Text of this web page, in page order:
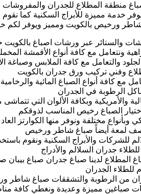
منطقة المطلاع للجدران
خدمة مميزة للأبراج السكنية كما نقوم
ورخيص بالكويت ومميز ويوفر لكم
والستائر عبر ورشات اصباغ بالكويت
ونتعامل مع كافة أنواع الأقمشة
والتعامل مع كافة الملابس وصباغة
وفني تركيب ورق جدران بالكويت
مع كافة أنواع الصباغ المائية
الرطوبة في الجدران
والأمريكية وبكافة الألوان التي
الصباغ رخيص المناسب لذوقكم
مختلفة ونوفر منها الكوارتز
لمعة أيضاً صباغ شاطر ورخيص
للشركات والأبراج السكنية ونقوم
جدران السلالم والأدراج
المطلاع لدينا صباغ جدران صباغ
للطلاء الجدران
من الرطوبة والتشققات صباغ شاطر
صباغين مميزة وعديدة ونغطي كافة